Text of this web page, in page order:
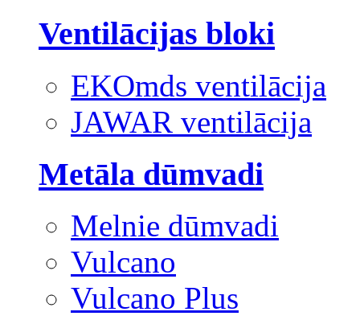
Ventilācijas bloki
EKOmds ventilācija
JAWAR ventilācija
Metāla dūmvadi
Melnie dūmvadi
Vulcano
Vulcano Plus